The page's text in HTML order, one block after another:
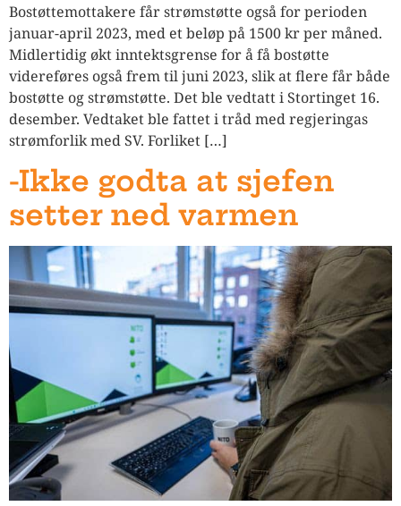
Bostøttemottakere får strømstøtte også for perioden
januar-april 2023, med et beløp på 1500 kr per måned.
Midlertidig økt inntektsgrense for å få bostøtte
videreføres også frem til juni 2023, slik at flere får både
bostøtte og strømstøtte. Det ble vedtatt i Stortinget 16.
desember. Vedtaket ble fattet i tråd med regjeringas
strømforlik med SV. Forliket […]
-Ikke godta at sjefen
setter ned varmen